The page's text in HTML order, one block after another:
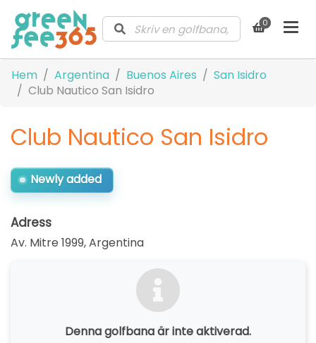
0
Hem Argentina Buenos Aires
San Isidro
Club Nautico San Isidro
Club Nautico San Isidro
Newly added
Adress
Av. Mitre 1999,Argentina
Denna golfbana är inte aktiverad.